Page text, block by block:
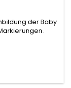
der Baby